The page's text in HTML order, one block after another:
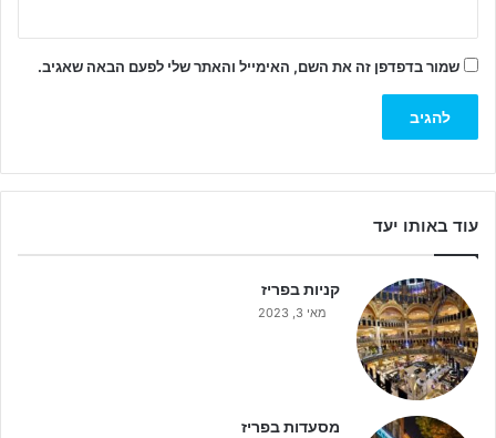
שמור בדפדפן זה את השם, האימייל והאתר שלי לפעם הבאה שאגיב.
עוד באותו יעד
קניות בפריז
מאי 3, 2023
מסעדות בפריז